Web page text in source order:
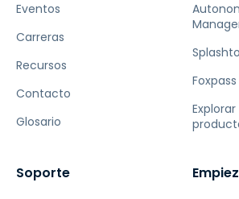
Eventos
Carreras
Recursos
Contacto
Glosario
Foxpass
Soporte